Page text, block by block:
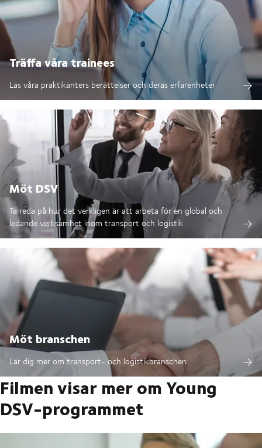
Träffa våra trainees
Läs våra praktikanters berättelser och deras erfarenheter
Möt DSV
Ta reda på hur det verkligen är att arbeta för en global och
ledande verksamhet inom transport och logistik
Möt branschen
Lär dig mer om transport- och logistikbranschen
Filmen visar mer om Young
DSV-programmet